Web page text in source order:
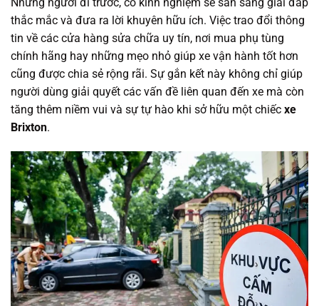
Những người đi trước, có kinh nghiệm sẽ sẵn sàng giải đáp
thắc mắc và đưa ra lời khuyên hữu ích. Việc trao đổi thông
tin về các cửa hàng sửa chữa uy tín, nơi mua phụ tùng
chính hãng hay những mẹo nhỏ giúp xe vận hành tốt hơn
cũng được chia sẻ rộng rãi. Sự gắn kết này không chỉ giúp
người dùng giải quyết các vấn đề liên quan đến xe mà còn
tăng thêm niềm vui và sự tự hào khi sở hữu một chiếc xe
Brixton.